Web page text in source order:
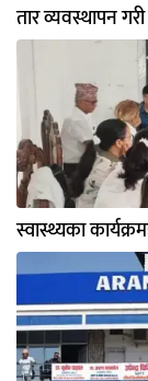
तार व्यवस्थापन
स्वास्थ्यका